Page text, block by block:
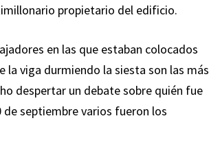
propietario del edificio.
en las que estaban colocados
viga durmiendo la siesta son las más
despertar un debate sobre quién fue
septiembre varios fueron los